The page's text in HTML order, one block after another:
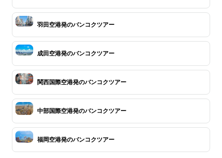
羽田空港発のバンコクツアー
成田空港発のバンコクツアー
関西国際空港発のバンコクツアー
中部国際空港発のバンコクツアー
福岡空港発のバンコクツアー